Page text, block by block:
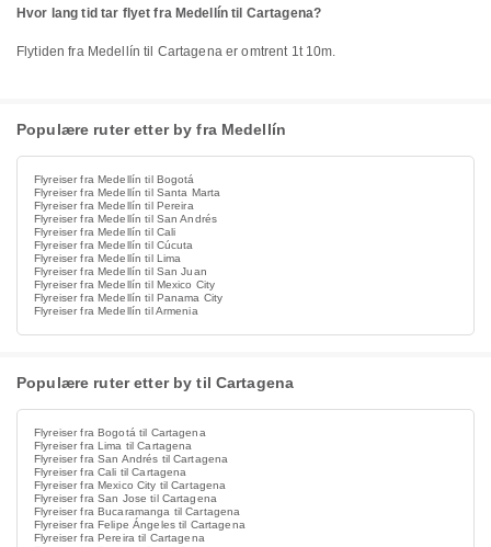
Hvor lang tid tar flyet fra Medellín til Cartagena?
Flytiden fra Medellín til Cartagena er omtrent 1t 10m.
Populære ruter etter by fra Medellín
Flyreiser fra Medellín til Bogotá
Flyreiser fra Medellín til Santa Marta
Flyreiser fra Medellín til Pereira
Flyreiser fra Medellín til San Andrés
Flyreiser fra Medellín til Cali
Flyreiser fra Medellín til Cúcuta
Flyreiser fra Medellín til Lima
Flyreiser fra Medellín til San Juan
Flyreiser fra Medellín til Mexico City
Flyreiser fra Medellín til Panama City
Flyreiser fra Medellín til Armenia
Populære ruter etter by til Cartagena
Flyreiser fra Bogotá til Cartagena
Flyreiser fra Lima til Cartagena
Flyreiser fra San Andrés til Cartagena
Flyreiser fra Cali til Cartagena
Flyreiser fra Mexico City til Cartagena
Flyreiser fra San Jose til Cartagena
Flyreiser fra Bucaramanga til Cartagena
Flyreiser fra Felipe Ángeles til Cartagena
Flyreiser fra Pereira til Cartagena